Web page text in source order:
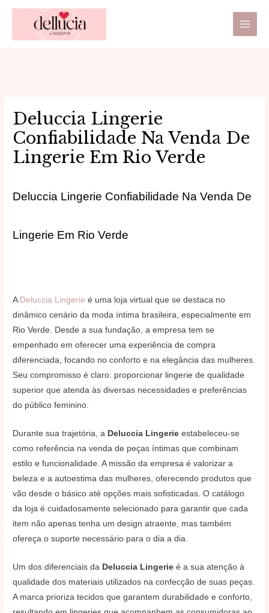
Main
Deluccia Lingerie
Confiabilidade Na Venda De
Lingerie Em Rio Verde
Deluccia Lingerie Confiabilidade Na Venda De
Lingerie Em Rio Verde
A Deluccia Lingerie é uma loja virtual que se destaca no
dinâmico cenário da moda íntima brasileira, especialmente em
Rio Verde. Desde a sua fundação, a empresa tem se
empenhado em oferecer uma experiência de compra
diferenciada, focando no conforto e na elegância das mulheres.
Seu compromisso é claro: proporcionar lingerie de qualidade
superior que atenda às diversas necessidades e preferências
do público feminino.
Durante sua trajetória, a Deluccia Lingerie estabeleceu-se
como referência na venda de peças íntimas que combinam
estilo e funcionalidade. A missão da empresa é valorizar a
beleza e a autoestima das mulheres, oferecendo produtos que
vão desde o básico até opções mais sofisticadas. O catálogo
da loja é cuidadosamente selecionado para garantir que cada
item não apenas tenha um design atraente, mas também
ofereça o suporte necessário para o dia a dia.
Um dos diferenciais da Deluccia Lingerie é a sua atenção à
qualidade dos materiais utilizados na confecção de suas peças.
A marca prioriza tecidos que garantem durabilidade e conforto,